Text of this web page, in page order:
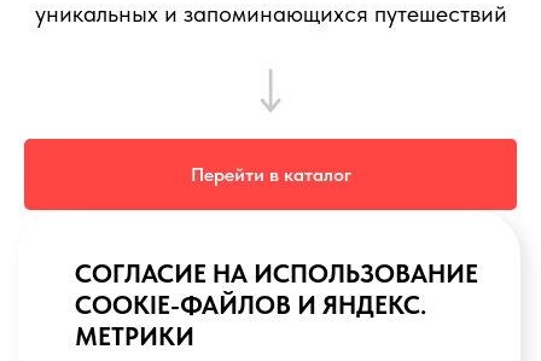
уникальных и запоминающихся путешествий
Перейти в каталог
TravelAsk не связан с Convexity Holdings AG (владельцем